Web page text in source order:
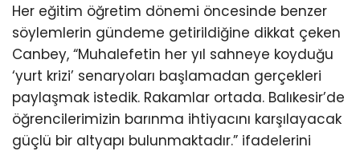
Her eğitim öğretim dönemi öncesinde benzer
söylemlerin gündeme getirildiğine dikkat çeken
Canbey, “Muhalefetin her yıl sahneye koyduğu
‘yurt krizi’ senaryoları başlamadan gerçekleri
paylaşmak istedik. Rakamlar ortada. Balıkesir’de
öğrencilerimizin barınma ihtiyacını karşılayacak
güçlü bir altyapı bulunmaktadır.” ifadelerini